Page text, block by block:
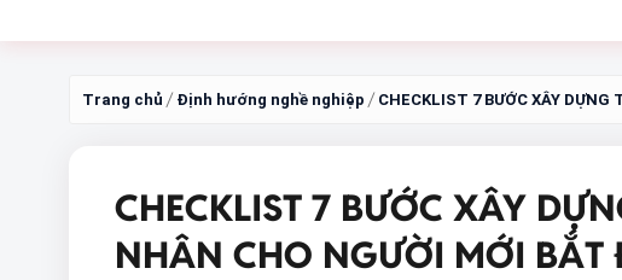
Trang chủ / Định hướng nghề nghiệp / CHECKLIST 7 BƯỚC XÂY
CHECKLIST 7 BƯỚC XÂY
NHÂN CHO NGƯỜI MỚI BẮT